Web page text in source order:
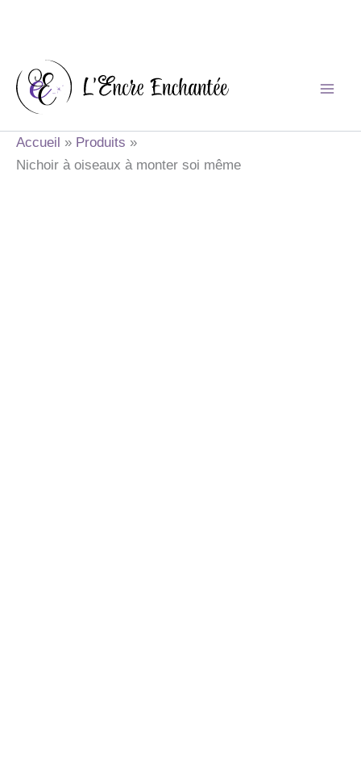
contenu
Accueil
Produits
Nichoir à oiseaux à monter soi même